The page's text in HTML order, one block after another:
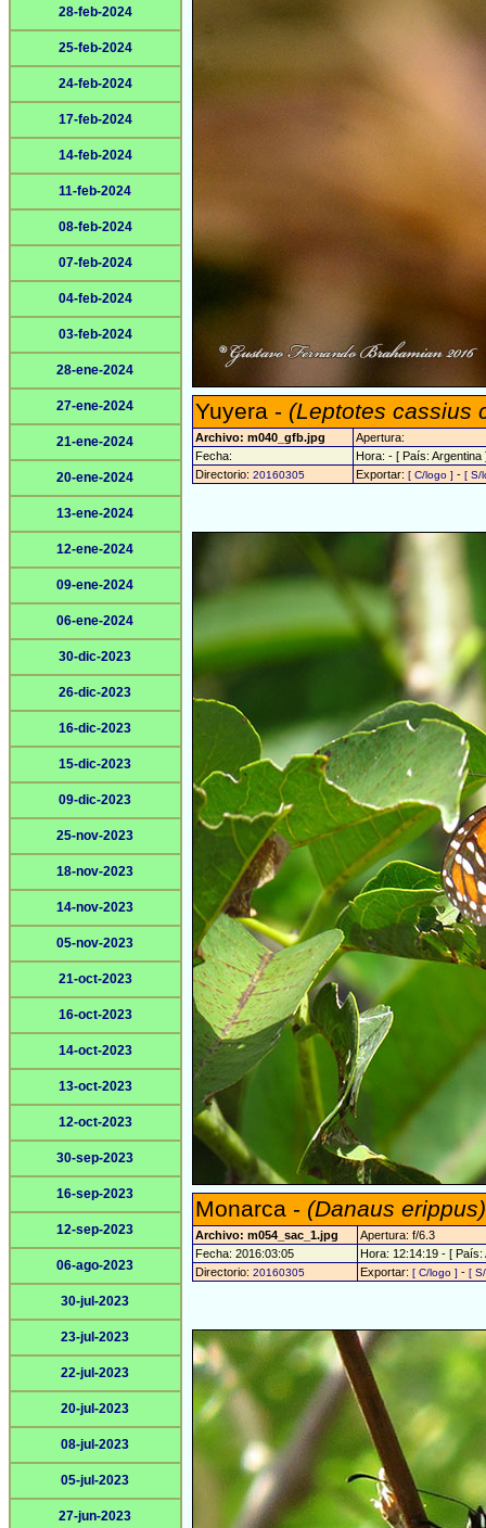
28-feb-2024
25-feb-2024
24-feb-2024
17-feb-2024
14-feb-2024
11-feb-2024
08-feb-2024
07-feb-2024
04-feb-2024
03-feb-2024
28-ene-2024
27-ene-2024
21-ene-2024
20-ene-2024
13-ene-2024
12-ene-2024
09-ene-2024
06-ene-2024
30-dic-2023
26-dic-2023
16-dic-2023
15-dic-2023
09-dic-2023
25-nov-2023
18-nov-2023
14-nov-2023
05-nov-2023
21-oct-2023
16-oct-2023
14-oct-2023
13-oct-2023
12-oct-2023
30-sep-2023
16-sep-2023
12-sep-2023
06-ago-2023
30-jul-2023
23-jul-2023
22-jul-2023
20-jul-2023
08-jul-2023
05-jul-2023
27-jun-2023
Yuyera - (Leptotes cassius
Archivo: m040_gfb.jpg
Apertura:
Fecha:
Hora: - [ País: Argentina
Directorio: 20160305 Exportar: [ C/logo ] - [ S/
Monarca - (Danaus erippus)
Archivo: m054_sac_1.jpg
Apertura: f/6.3
Fecha: 2016:03:05
Hora: 12:14:19 - [ País:
Directorio: 20160305 Exportar: [ C/logo ] - [